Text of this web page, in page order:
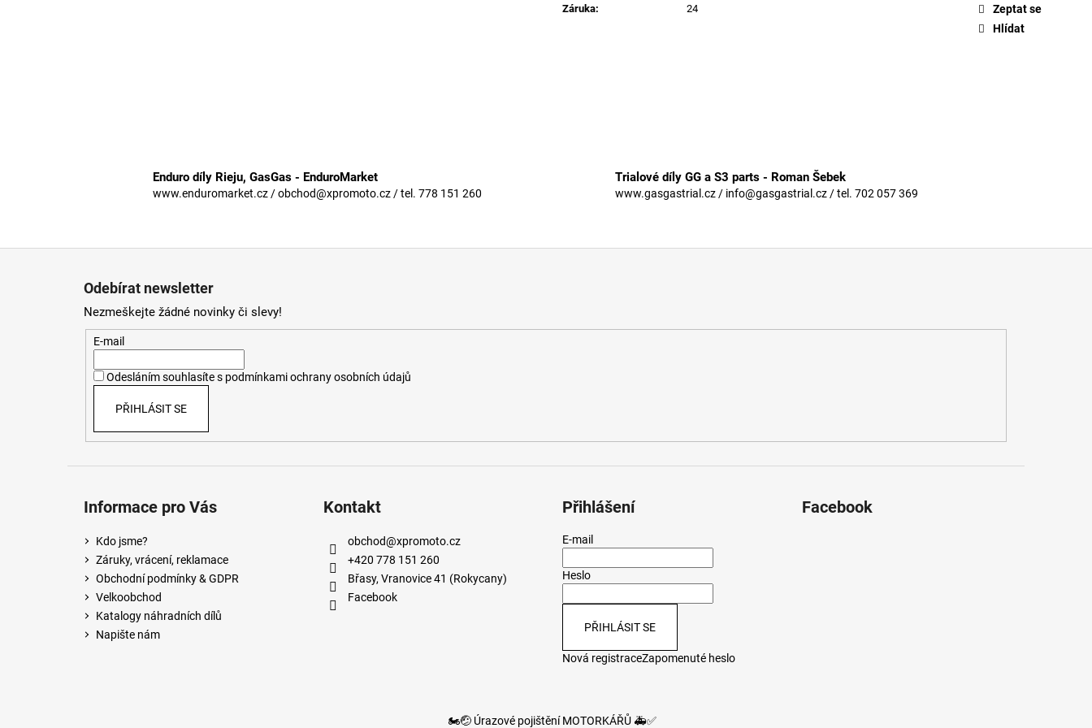
Záruka: 24
Zeptat se
Hlídat
Enduro díly Rieju, GasGas - EnduroMarket
www.enduromarket.cz / obchod@xpromoto.cz / tel. 778 151 260
Trialové díly GG a S3 parts - Roman Šebek
www.gasgastrial.cz / info@gasgastrial.cz / tel. 702 057 369
Odebírat newsletter
Nezmeškejte žádné novinky či slevy!
E-mail
Odesláním souhlasíte s podmínkami ochrany osobních údajů
PŘIHLÁSIT SE
Informace pro Vás
Kdo jsme?
Záruky, vrácení, reklamace
Obchodní podmínky & GDPR
Velkoobchod
Katalogy náhradních dílů
Napište nám
Kontakt
obchod@xpromoto.cz
+420 778 151 260
Břasy, Vranovice 41 (Rokycany)
Facebook
Přihlášení
E-mail
Heslo
PŘIHLÁSIT SE
Nová registraceZapomenuté heslo
Facebook
🏍️🤕 Úrazové pojištění MOTORKÁŘŮ 🚑✅